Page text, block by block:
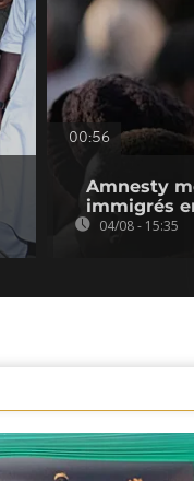
00:56
Amnesty
immigrés
04/08 - 15:35